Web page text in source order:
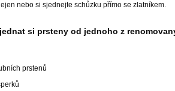
nebo si sjednejte schůzku přímo se zlatníkem.
si prsteny od jednoho z
prstenů